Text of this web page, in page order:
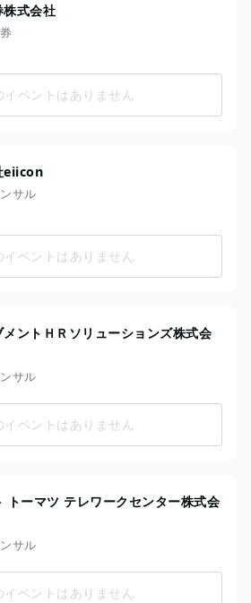
式会社
イベントはありません
eiicon
サル
イベントはありません
メントＨＲソリューションズ株式会
サル
イベントはありません
トーマツ テレワークセンター株式会
サル
イベントはありません